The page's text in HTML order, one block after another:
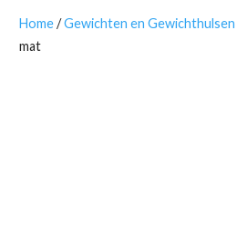
Home/Gewichten en Gewichthulsen
mat